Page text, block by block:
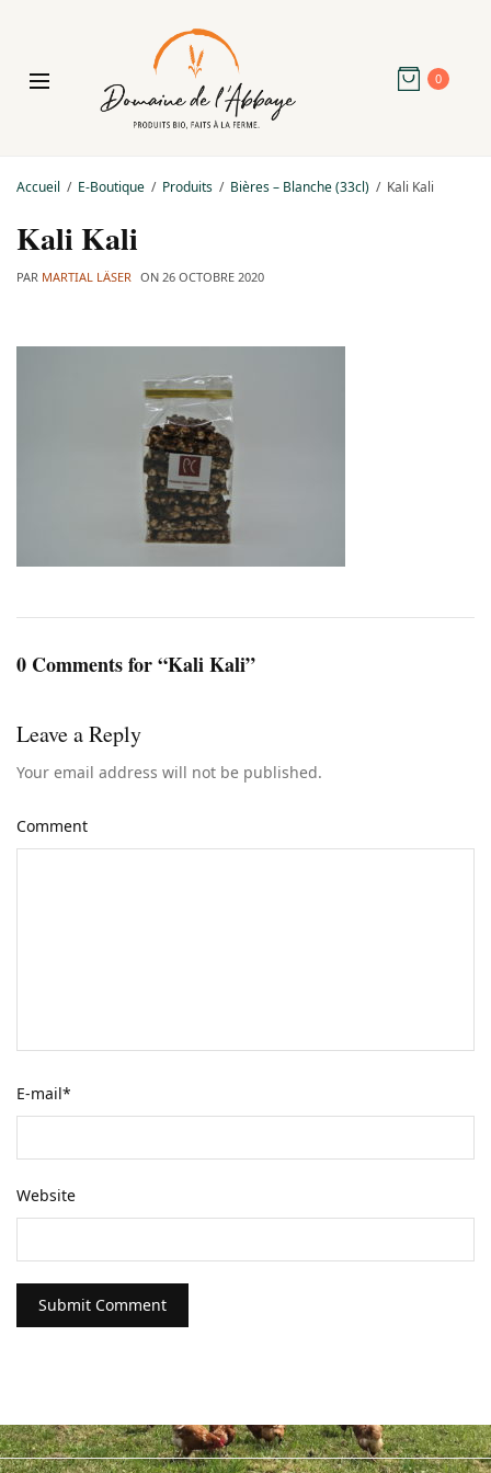
0
Accueil E-Boutique Produits Bières – Blanche (33cl) Kali Kali
Kali Kali
PAR MARTIAL LÄSER ON 26 OCTOBRE 2020
0 Comments for “Kali Kali”
Leave a Reply
Your email address will not be published.
Comment
E-mail*
Website